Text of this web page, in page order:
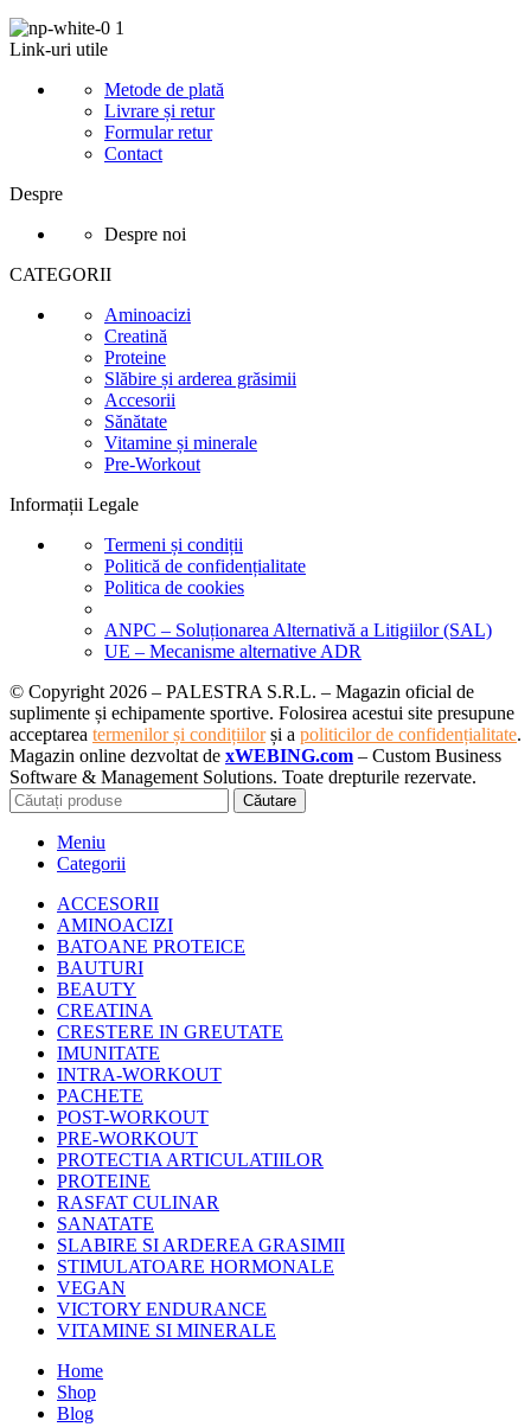
Link-uri utile
Metode de plată
Livrare și retur
Formular retur
Contact
Despre
Despre noi
CATEGORII
Aminoacizi
Creatină
Proteine
Slăbire și arderea grăsimii
Accesorii
Sănătate
Vitamine și minerale
Pre-Workout
Informații Legale
Termeni și condiții
Politică de confidențialitate
Politica de cookies
ANPC – Soluționarea Alternativă a Litigiilor (SAL)
UE – Mecanisme alternative ADR
© Copyright 2026 – PALESTRA S.R.L. – Magazin oficial de
suplimente și echipamente sportive. Folosirea acestui site presupune
acceptarea termenilor și condițiilorși a politicilor de confidențialitate.
Magazin online dezvoltat de xWEBING.com – Custom Business
Software & Management Solutions. Toate drepturile rezervate.
Căutare
Meniu
Categorii
ACCESORII
AMINOACIZI
BATOANE PROTEICE
BAUTURI
BEAUTY
CREATINA
CRESTERE IN GREUTATE
IMUNITATE
INTRA-WORKOUT
PACHETE
POST-WORKOUT
PRE-WORKOUT
PROTECTIA ARTICULATIILOR
PROTEINE
RASFAT CULINAR
SANATATE
SLABIRE SI ARDEREA GRASIMII
STIMULATOARE HORMONALE
VEGAN
VICTORY ENDURANCE
VITAMINE SI MINERALE
Home
Shop
Blog